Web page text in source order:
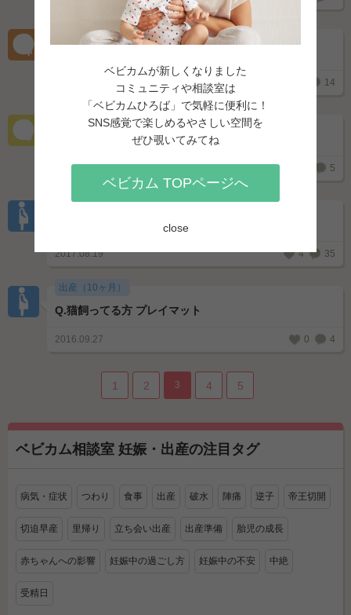
出産（10ヶ月）
14
出産（10ヶ月）
サプリメントの摂取
2017.09.03 5
出産（10ヶ月）
2017.08.19 4 35
出産（10ヶ月）
Q.猫飼ってる方 プレイマット
2016.09.27 0 4
1 2 3 4 5
ベビカム相談室 妊娠・出産の注目タグ
病気・症状 つわり 食事 出産 破水 陣痛 逆子 帝王切開
切迫早産 里帰り 立ち会い出産 出産準備 胎児の成長
赤ちゃんへの影響 妊娠中の過ごし方 妊娠中の不安 中絶
受精日
ベビカムが新しくなりました
コミュニティや相談室は
「ベビカムひろば」で気軽に便利に！
SNS感覚で楽しめるやさしい空間を
ぜひ覗いてみてね
ベビカム TOPページへ
close